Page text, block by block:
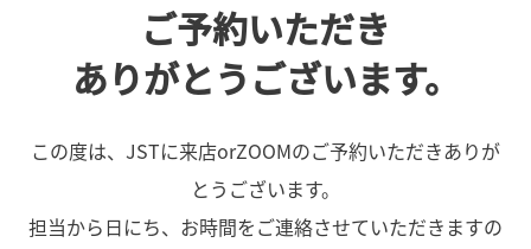
ご予約いただき
ありがとうございます。
この度は、JSTに来店orZOOMのご予約いただきありが
とうございます。
担当から日にち、お時間をご連絡させていただきますの